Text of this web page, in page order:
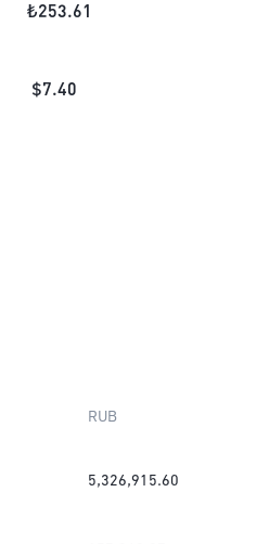
₺253.61
$7.40
RUB
5,326,915.60